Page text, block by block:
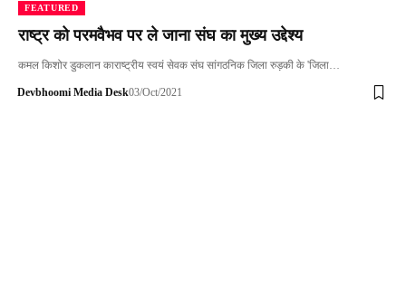
FEATURED
राष्ट्र को परमवैभव पर ले जाना संघ का मुख्य उद्देश्य
कमल किशोर डुकलान काराष्ट्रीय स्वयं सेवक संघ सांगठनिक जिला रुड़की के 'जिला…
Devbhoomi Media Desk03/Oct/2021